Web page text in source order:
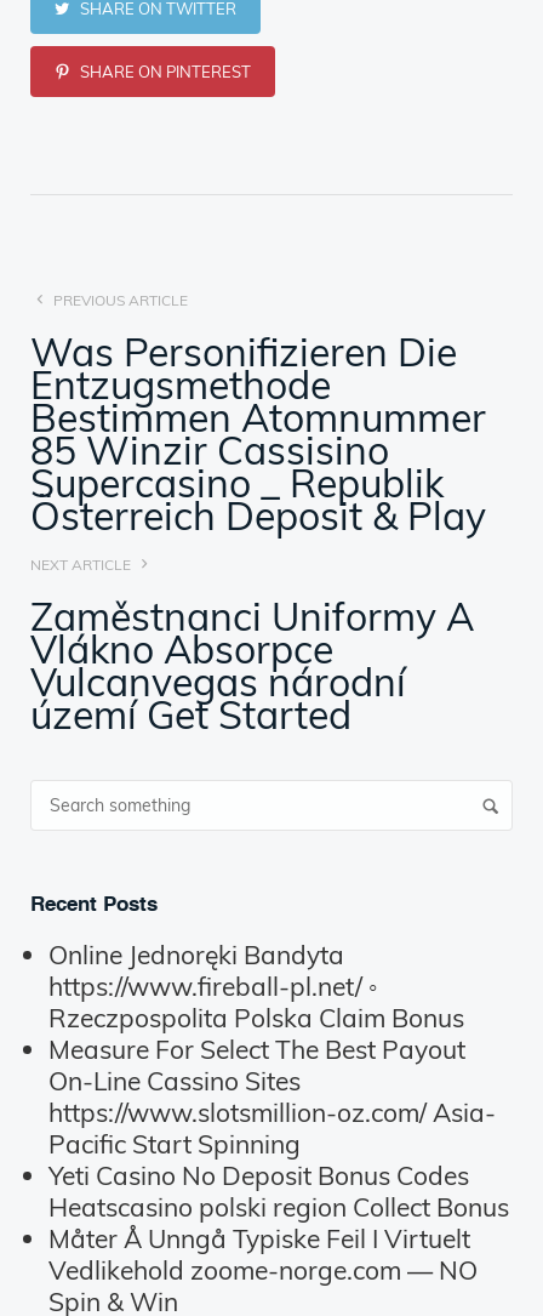
SHARE ON TWITTER
SHARE ON PINTEREST
PREVIOUS ARTICLE
Was Personifizieren Die
Entzugsmethode
Bestimmen Atomnummer
85 Winzir Cassisino
Supercasino _ Republik
Österreich Deposit & Play
NEXT ARTICLE
Zaměstnanci Uniformy A
Vlákno Absorpce
Vulcanvegas národní
území Get Started
Recent Posts
Online Jednoręki Bandyta
https://www.fireball-pl.net/ ◦
Rzeczpospolita Polska Claim Bonus
Measure For Select The Best Payout
On-Line Cassino Sites
https://www.slotsmillion-oz.com/ Asia-
Pacific Start Spinning
Yeti Casino No Deposit Bonus Codes
Heatscasino polski region Collect Bonus
Måter Å Unngå Typiske Feil I Virtuelt
Vedlikehold zoome-norge.com — NO
Spin & Win